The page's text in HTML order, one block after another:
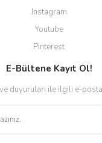
Instagram
Youtube
Pinterest
E-Bültene Kayıt Ol!
duyuruları ile ilgili e-